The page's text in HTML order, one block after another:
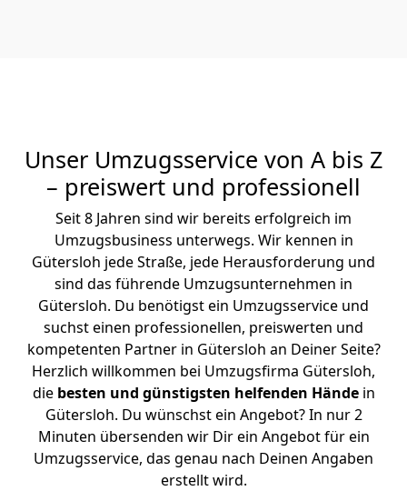
Unser Umzugsservice von A bis Z
– preiswert und professionell
Seit 8 Jahren sind wir bereits erfolgreich im
Umzugsbusiness unterwegs. Wir kennen in
Gütersloh jede Straße, jede Herausforderung und
sind das führende Umzugsunternehmen in
Gütersloh. Du benötigst ein Umzugsservice und
suchst einen professionellen, preiswerten und
kompetenten Partner in Gütersloh an Deiner Seite?
Herzlich willkommen bei Umzugsfirma Gütersloh,
die besten und günstigsten helfenden Händein
Gütersloh. Du wünschst ein Angebot? In nur 2
Minuten übersenden wir Dir ein Angebot für ein
Umzugsservice, das genau nach Deinen Angaben
erstellt wird.